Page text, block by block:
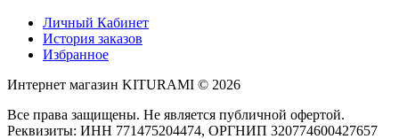
Личный Кабинет
История заказов
Избранное
Интернет магазин KITURAMI © 2026
Все права защищены. Не является публичной офертой.
Реквизиты: ИНН 771475204474, ОРГНИП 320774600427657